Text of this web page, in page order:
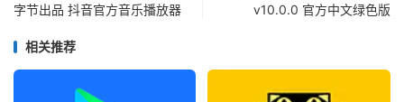
字节出品 抖音官方音乐播放器
v10.0.0 官方中文绿色版
相关推荐